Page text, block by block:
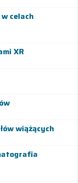
celach
XR
wiążących